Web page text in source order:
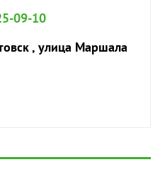
09-10
, улица Маршала